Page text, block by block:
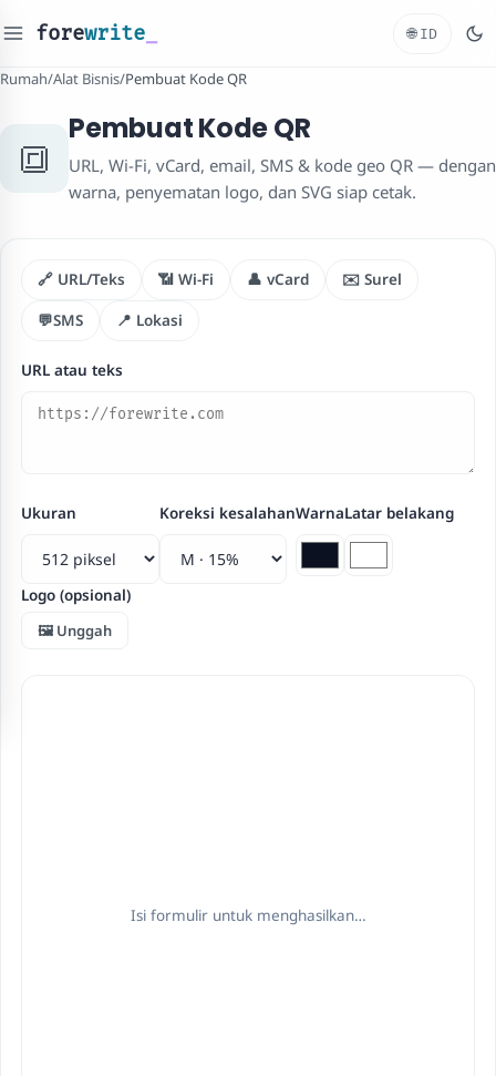
forewrite 🌐 ID
Rumah/Alat Bisnis/Pembuat Kode QR
🔳
Pembuat Kode QR
URL, Wi-Fi, vCard, email, SMS & kode geo QR — dengan
warna, penyematan logo, dan SVG siap cetak.
🔗 URL/Teks 📶 Wi-Fi 👤 vCard ✉️ Surel
💬SMS 📍 Lokasi
URL atau teks
Ukuran Koreksi kesalahanWarnaLatar belakang
Logo (opsional)
🖼️ Unggah
Isi formulir untuk menghasilkan…